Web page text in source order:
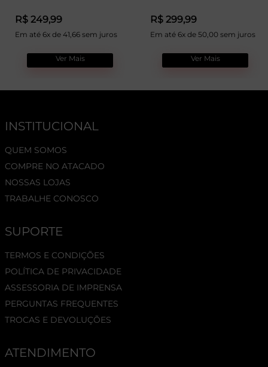
R$ 249,99
Em até 6x de 41,66 sem juros
Ver Mais
R$ 299,99
Em até 6x de 50,00 sem juros
Ver Mais
INSTITUCIONAL
QUEM SOMOS
COMPRE NO ATACADO
NOSSAS LOJAS
TRABALHE CONOSCO
SUPORTE
TERMOS E CONDIÇÕES
POLÍTICA DE PRIVACIDADE
ASSESSORIA DE IMPRENSA
PERGUNTAS FREQUENTES
TROCAS E DEVOLUÇÕES
ATENDIMENTO